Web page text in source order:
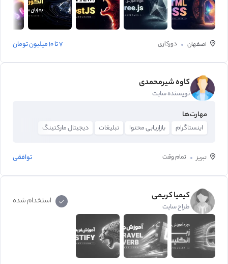
اصفهان دورکاری 7 تا 10 میلیون تومان
کاوه شیرمحمدی
نویسنده سایت
مهارت‌ها
اینستاگرام بازاریابی محتوا تبلیغات دیجیتال مارکتینگ
تبریز تمام وقت توافقی
کیمیا کریمی
طراح سایت
استخدام شده